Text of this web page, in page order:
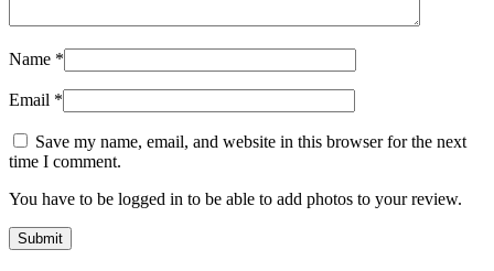
Name *
Email *
Save my name, email, and website in this browser for the next
time I comment.
You have to be logged in to be able to add photos to your review.